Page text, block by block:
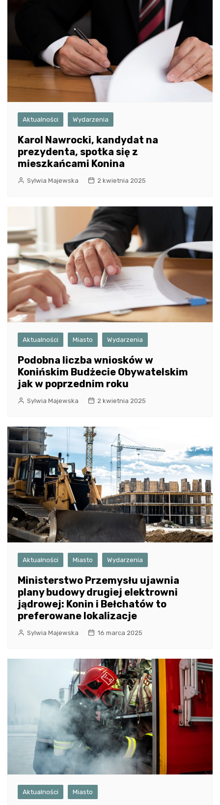
Aktualności Wydarzenia
Karol Nawrocki, kandydat na
prezydenta, spotka się z
mieszkańcami Konina
Sylwia Majewska 2 kwietnia 2025
Aktualności Miasto Wydarzenia
Podobna liczba wniosków w
Konińskim Budżecie Obywatelskim
jak w poprzednim roku
Sylwia Majewska 2 kwietnia 2025
Aktualności Miasto Wydarzenia
Ministerstwo Przemysłu ujawnia
plany budowy drugiej elektrowni
jądrowej: Konin i Bełchatów to
preferowane lokalizacje
Sylwia Majewska 16 marca 2025
Aktualności Miasto